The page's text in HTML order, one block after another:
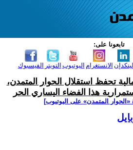
تابعونا على:
الفيسبوك التويتر اليوتيوب الانستغرام لينكدإن
تحفظ استقلال الحوار المتمدن،
هذا الفضاء اليساري الحر
المتمدن» على اليوتيوب]